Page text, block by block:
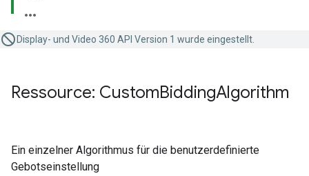
Display- und Video 360 API Version 1 wurde eingestellt.
Ressource: CustomBiddingAlgorithm
Ein einzelner Algorithmus für die benutzerdefinierte
Gebotseinstellung